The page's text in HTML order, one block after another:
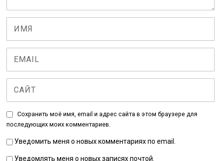
Сохранить моё имя, email и адрес сайта в этом браузере для
последующих моих комментариев.
Уведомить меня о новых комментариях по email.
Уведомлять меня о новых записях почтой.